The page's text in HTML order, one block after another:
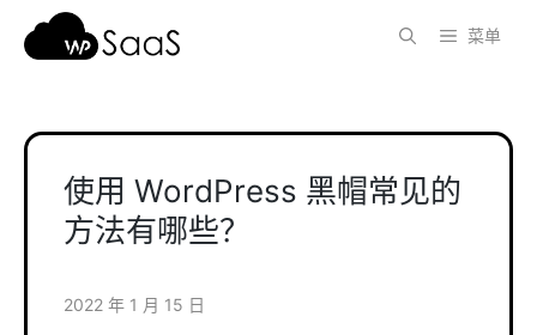
菜单
使用 WordPress 黑帽常见的
方法有哪些？
2022 年 1 月 15 日